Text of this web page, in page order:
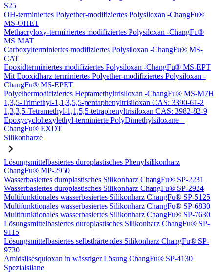
S25
OH-terminiertes Polyether-modifiziertes Polysiloxan -ChangFu®
MS-OHET
Methacryloxy-terminiertes modifiziertes Polysiloxan -ChangFu®
MS-MAT
Carboxylterminiertes modifiziertes Polysiloxan -ChangFu® MS-
CAT
Epoxidterminiertes modifiziertes Polysiloxan -ChangFu® MS-EPT
Mit Epoxidharz terminiertes Polyether-modifiziertes Polysiloxan -
ChangFu® MS-EPET
Polyethermodifiziertes Heptamethyltrisiloxan -ChangFu® MS-M7H
1,3,5-Trimethyl-1,1,3,5,5-pentaphenyltrisiloxan CAS: 3390-61-2
1,3,3,5-Tetramethyl-1,1,5,5-tetraphenyltrisiloxan CAS: 3982-82-9
Epoxycyclohexylethyl-terminierte PolyDimethylsiloxane –
ChangFu® EXDT
Silikonharze
Lösungsmittelbasiertes duroplastisches Phenylsilikonharz
ChangFu® MP-2950
Wasserbasiertes duroplastisches Silikonharz ChangFu® SP-2231
Wasserbasiertes duroplastisches Silikonharz ChangFu® SP-2924
Multifunktionales wasserbasiertes Silikonharz ChangFu® SP-5125
Multifunktionales wasserbasiertes Silikonharz ChangFu® SP-6830
Multifunktionales wasserbasiertes Silikonharz ChangFu® SP-7630
Lösungsmittelbasiertes duroplastisches Silikonharz ChangFu® SP-
9115
Lösungsmittelbasiertes selbsthärtendes Silikonharz ChangFu® SP-
9730
Amidsilsesquioxan in wässriger Lösung ChangFu® SP-4130
Spezialsilane